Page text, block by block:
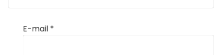
E-mail *